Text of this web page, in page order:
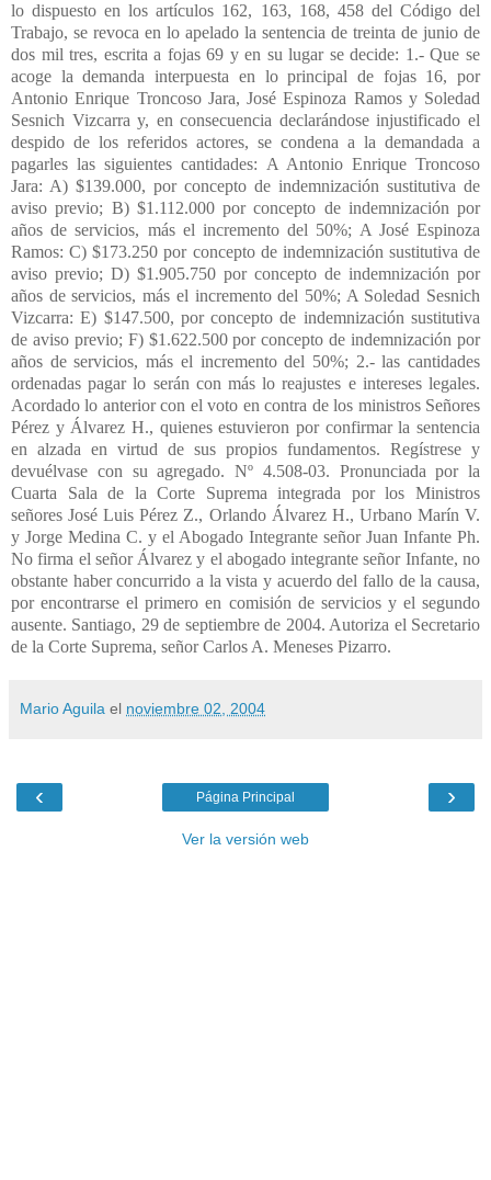
lo dispuesto en los artículos 162, 163, 168, 458 del Código del
Trabajo, se revoca en lo apelado la sentencia de treinta de junio de
dos mil tres, escrita a fojas 69 y en su lugar se decide: 1.- Que se
acoge la demanda interpuesta en lo principal de fojas 16, por
Antonio Enrique Troncoso Jara, José Espinoza Ramos y Soledad
Sesnich Vizcarra y, en consecuencia declarándose injustificado el
despido de los referidos actores, se condena a la demandada a
pagarles las siguientes cantidades: A Antonio Enrique Troncoso
Jara: A) $139.000, por concepto de indemnización sustitutiva de
aviso previo; B) $1.112.000 por concepto de indemnización por
años de servicios, más el incremento del 50%; A José Espinoza
Ramos: C) $173.250 por concepto de indemnización sustitutiva de
aviso previo; D) $1.905.750 por concepto de indemnización por
años de servicios, más el incremento del 50%; A Soledad Sesnich
Vizcarra: E) $147.500, por concepto de indemnización sustitutiva
de aviso previo; F) $1.622.500 por concepto de indemnización por
años de servicios, más el incremento del 50%; 2.- las cantidades
ordenadas pagar lo serán con más lo reajustes e intereses legales.
Acordado lo anterior con el voto en contra de los ministros Señores
Pérez y Álvarez H., quienes estuvieron por confirmar la sentencia
en alzada en virtud de sus propios fundamentos. Regístrese y
devuélvase con su agregado. Nº 4.508-03. Pronunciada por la
Cuarta Sala de la Corte Suprema integrada por los Ministros
señores José Luis Pérez Z., Orlando Álvarez H., Urbano Marín V.
y Jorge Medina C. y el Abogado Integrante señor Juan Infante Ph.
No firma el señor Álvarez y el abogado integrante señor Infante, no
obstante haber concurrido a la vista y acuerdo del fallo de la causa,
por encontrarse el primero en comisión de servicios y el segundo
ausente. Santiago, 29 de septiembre de 2004. Autoriza el Secretario
de la Corte Suprema, señor Carlos A. Meneses Pizarro.
Mario Aguila el noviembre 02, 2004
‹ ›
Página Principal
Ver la versión web